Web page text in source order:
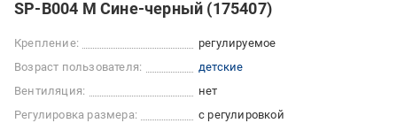
SP-B004 М Сине-черный (175407)
Крепление:
регулируемое
Возраст пользователя:
детские
Вентиляция:
нет
Регулировка размера:
с регулировкой